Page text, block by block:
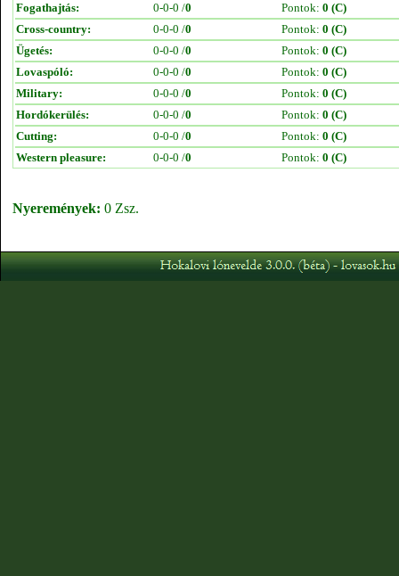
Fogathajtás:
0-0-0 /0 Pontok: 0 (C)
Cross-country:
0-0-0 /0 Pontok: 0 (C)
Ügetés:
0-0-0 /0 Pontok: 0 (C)
Lovaspóló:
0-0-0 /0 Pontok: 0 (C)
Military:
0-0-0 /0 Pontok: 0 (C)
Hordókerülés:
0-0-0 /0 Pontok: 0 (C)
Cutting:
0-0-0 /0 Pontok: 0 (C)
Western pleasure:
0-0-0 /0 Pontok: 0 (C)
Nyeremények: 0 Zsz.